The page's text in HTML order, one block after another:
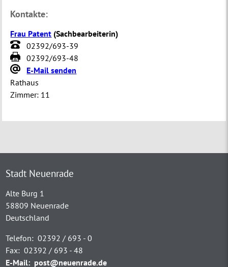
Kontakte:
Frau Patent (Sachbearbeiterin)
02392/693-39
02392/693-48
E-Mail senden
Rathaus
Zimmer: 11
Stadt Neuenrade
Alte Burg 1
58809 Neuenrade
Deutschland
Telefon: 02392 / 693 - 0
Fax: 02392 / 693 - 48
E-Mail: post@neuenrade.de